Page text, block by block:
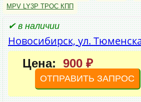
MPV LY3P ТРОС КПП
✔ в наличии
Новосибирск, ул.
Цена: 900 ₽
ОТПРАВИТЬ ЗАПРОС